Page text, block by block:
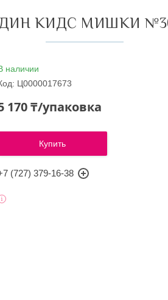
КИДС МИШКИ
наличии
Ц0000017673
170 ₸/упаковка
Купить
(727) 379-16-38